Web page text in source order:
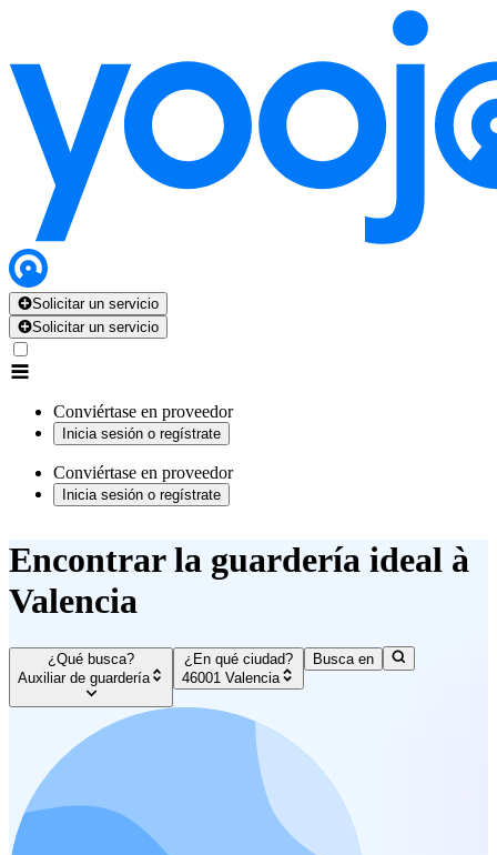
Solicitar un servicio
Solicitar un servicio
Conviértase en proveedor
Inicia sesión o regístrate
Conviértase en proveedor
Inicia sesión o regístrate
Encontrar la guardería ideal à
Valencia
¿Qué busca?
Auxiliar de guardería
¿En qué ciudad?
46001 Valencia
Busca en